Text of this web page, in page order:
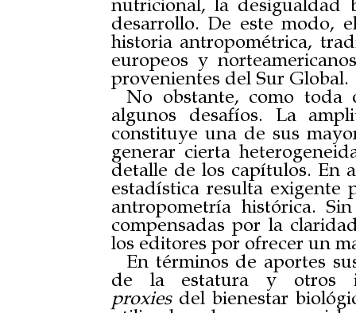
nutricional, la desigualdad
desarrollo. De este modo,
historia antropométrica,
europeos y
provenientes del Sur Global.
No obstante, como toda
algunos desafíos. La
constituye una de sus
generar cierta
detalle de los capítulos. En
estadística resulta exigente
antropometría histórica.
compensadas por la
los editores por ofrecer un
En términos de aportes
de la estatura y otros
proxiesdel bienestar